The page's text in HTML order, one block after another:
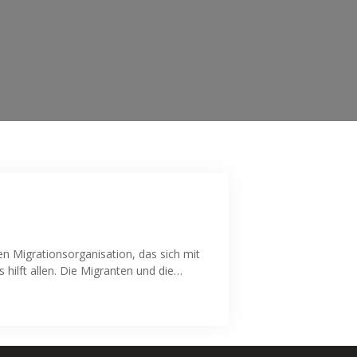
Migrationsorganisation, das sich mit
hilft allen. Die Migranten und die…